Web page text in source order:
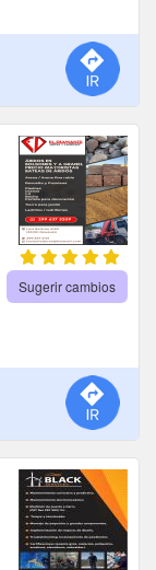
Sugerir cambios